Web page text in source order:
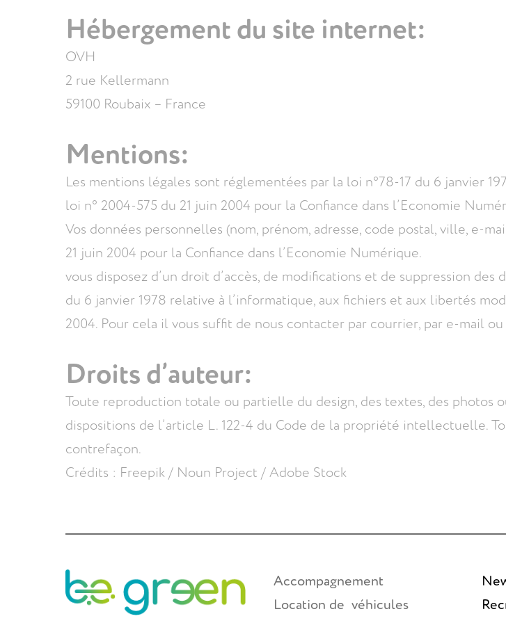
Hébergement du site internet:
OVH
2 rue Kellermann
59100 Roubaix – France
Mentions:
Les mentions légales sont réglementées par la loi n°78-17 du 6 janvier
loi n° 2004-575 du 21 juin 2004 pour la Confiance dans l’Economie
Vos données personnelles (nom, prénom, adresse, code postal, ville, e-
21 juin 2004 pour la Confiance dans l’Economie Numérique.
vous disposez d’un droit d’accès, de modifications et de suppression
du 6 janvier 1978 relative à l’informatique, aux fichiers et aux libertés
2004. Pour cela il vous suffit de nous contacter par courrier, par e-mail
Droits d’auteur:
Toute reproduction totale ou partielle du design, des textes, des photos
dispositions de l’article L. 122-4 du Code de la propriété intellectuelle.
contrefaçon.
Crédits : Freepik / Noun Project / Adobe Stock
Accompagnement
Location de véhicules